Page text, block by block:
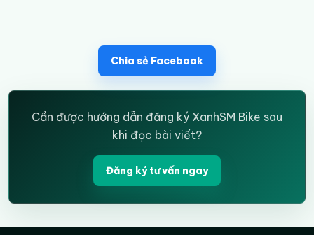
Chia sẻ Facebook
Cần được hướng dẫn đăng ký XanhSM Bike sau
khi đọc bài viết?
Đăng ký tư vấn ngay